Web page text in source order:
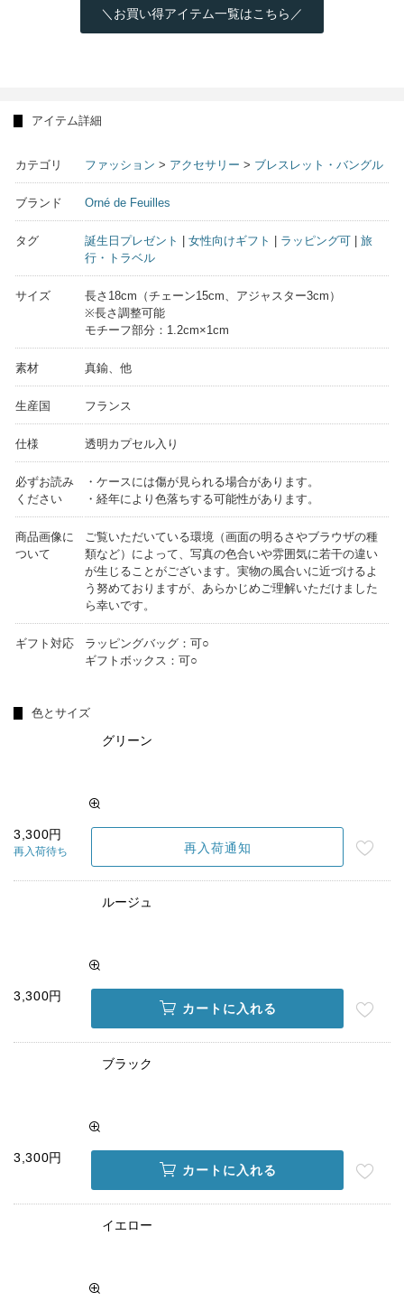
＼お買い得アイテム一覧はこちら／
アイテム詳細
カテゴリ ファッション > アクセサリー > ブレスレット・バングル
ブランド Orné de Feuilles
タグ 誕生日プレゼント 女性向けギフト ラッピング可
旅
行・トラベル
サイズ
長さ18cm（チェーン15cm、アジャスター3cm）
※長さ調整可能
モチーフ部分：1.2cm×1cm
素材 真鍮、他
生産国 フランス
仕様 透明カプセル入り
必ずお読み
ください
・ケースには傷が見られる場合があります。
・経年により色落ちする可能性があります。
商品画像に
ついて
ご覧いただいている環境（画面の明るさやブラウザの種
類など）によって、写真の色合いや雰囲気に若干の違い
が生じることがございます。実物の風合いに近づけるよ
う努めておりますが、あらかじめご理解いただけました
ら幸いです。
ギフト対応
ラッピングバッグ：可○
ギフトボックス：可○
色とサイズ
グリーン
3,300円
再入荷待ち 再入荷通知
ルージュ
3,300円
カートに入れる
ブラック
3,300円
カートに入れる
イエロー